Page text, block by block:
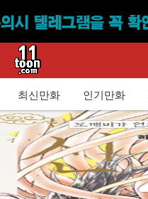
최신만화 인기만화